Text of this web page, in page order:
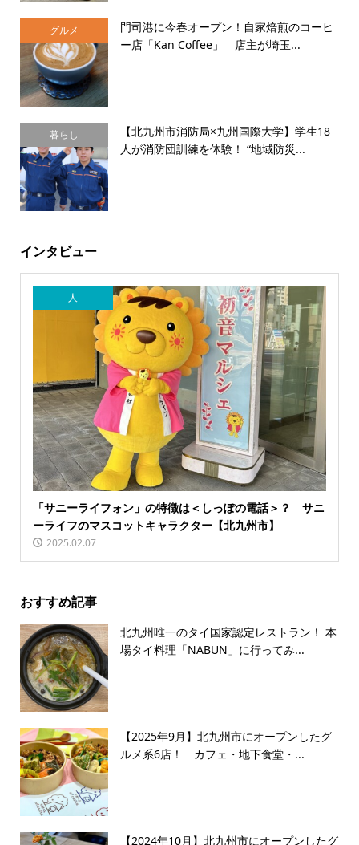
グルメ
門司港に今春オープン！自家焙煎のコーヒ
ー店「Kan Coffee」 店主が埼玉...
暮らし
【北九州市消防局×九州国際大学】学生18
人が消防団訓練を体験！ “地域防災...
インタビュー
人
「サニーライフォン」の特徴は＜しっぽの電話＞？ サニ
ーライフのマスコットキャラクター【北九州市】
2025.02.07
おすすめ記事
北九州唯一のタイ国家認定レストラン！ 本
場タイ料理「NABUN」に行ってみ...
【2025年9月】北九州市にオープンしたグ
ルメ系6店！ カフェ・地下食堂・...
【2024年10月】北九州市にオープンしたグ